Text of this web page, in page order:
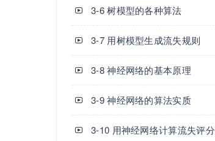
3-6 树模型的各种算法
3-7 用树模型生成流失规则
3-8 神经网络的基本原理
3-9 神经网络的算法实质
3-10 用神经网络计算流失评分